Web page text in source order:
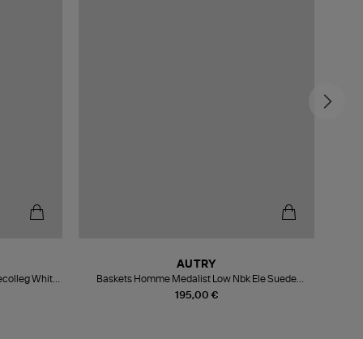
White
195,00 €
AUTRY
Baskets Homme Medalist Low Nbk Ele Suede
Bluedep Vapor